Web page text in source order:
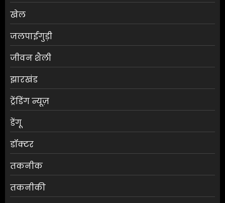
खेल
जलपाईगुड़ी
जीवन शैली
झारखंड
ट्रेंडिंग न्यूज़
डेंगू
डॉक्टर
तकनीक
तकनीकी